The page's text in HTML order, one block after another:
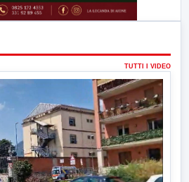
TUTTI I VIDEO